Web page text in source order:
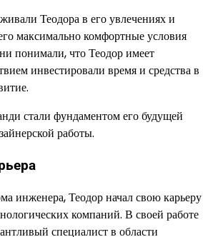
Теодора в его увлечениях и
максимально комфортные условия
понимали, что Теодор имеет
инвестировали время и средства в
стали фундаментом его будущей
работы.
инженера, Теодор начал свою карьеру
компаний. В своей работе
специалист в области